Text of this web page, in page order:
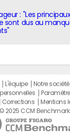
: "Les
sont dus au
L'équipe Notre société
Corrections Mentions
© 2025 CCM Benchmark